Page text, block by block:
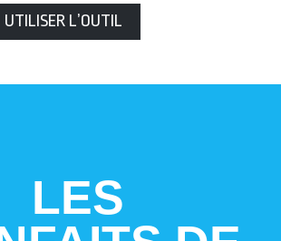
UTILISER L’OUTIL
LES